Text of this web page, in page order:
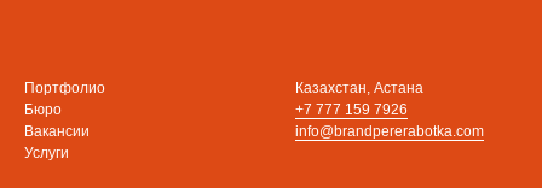
Портфолио
Бюро
Вакансии
Услуги
Казахстан, Астана
+7 777 159 7926
info@brandpererabotka.com